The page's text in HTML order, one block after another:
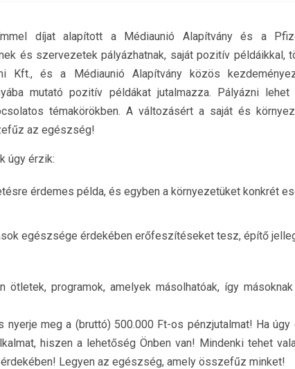
díjat alapított a Médiaunió Alapítvány és a
és szervezetek pályázhatnak, saját pozitív példáikkal,
Kft., és a Médiaunió Alapítvány közös
mutató pozitív példákat jutalmazza. Pályázni lehet
témakörökben. A változásért a saját és
az egészség!
úgy érzik:
érdemes példa, és egyben a környezetüket konkrét
egészsége érdekében erőfeszítéseket tesz, építő
ötletek, programok, amelyek másolhatóak, így
nyerje meg a (bruttó) 500.000 Ft-os pénzjutalmat! Ha
hiszen a lehetőség Önben van! Mindenki tehet
Legyen az egészség, amely összefűz minket!